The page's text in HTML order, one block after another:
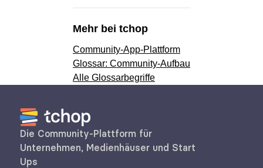
Mehr bei tchop
Community-App-Plattform
Glossar: Community-Aufbau
Alle Glossarbegriffe
Die Community-Plattform für
Unternehmen, Medienhäuser und Start
Ups